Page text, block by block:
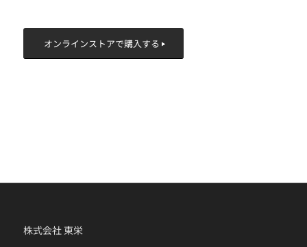
オンラインストアで購入する
株式会社 東栄